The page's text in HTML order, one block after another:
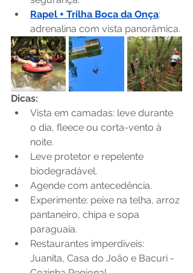
Rapel + Trilha Boca da Onça:
adrenalina com vista panorâmica.
Dicas:
Vista em camadas: leve durante
o dia, fleece ou corta-vento à
noite.
Leve protetor e repelente
biodegradável.
Agende com antecedência.
Experimente: peixe na telha, arroz
pantaneiro, chipa e sopa
paraguaia.
Restaurantes imperdíveis:
Juanita, Casa do João e Bacuri -